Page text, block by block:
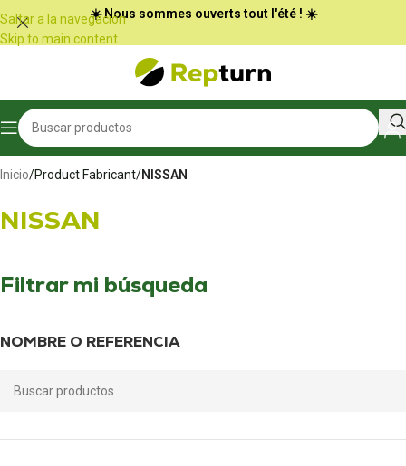
Panel de gestión de cookies
Saltar a la navegación
Skip to main content
☀️ Nous sommes ouverts tout l'été ! ☀️
Inicio/Product Fabricant/NISSAN
NISSAN
Filtrar mi búsqueda
NOMBRE O REFERENCIA